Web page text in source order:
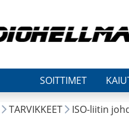
SOITTIMET
TARVIKKEET ISO-liitin